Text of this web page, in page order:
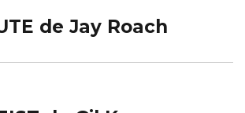
de Jay Roach